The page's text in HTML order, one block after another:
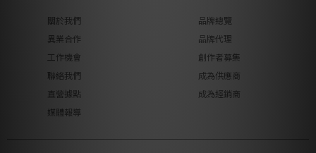
關於我們
異業合作
工作機會
聯絡我們
直營據點
媒體報導
品牌總覽
品牌代理
創作者募集
成為供應商
成為經銷商